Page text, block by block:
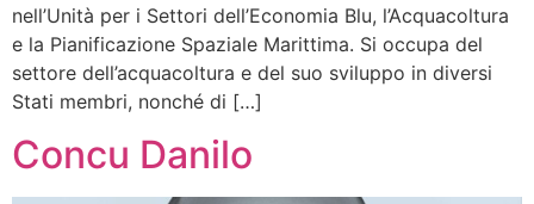
nell’Unità per i Settori dell’Economia Blu, l’Acquacoltura
e la Pianificazione Spaziale Marittima. Si occupa del
settore dell’acquacoltura e del suo sviluppo in diversi
Stati membri, nonché di […]
Concu Danilo